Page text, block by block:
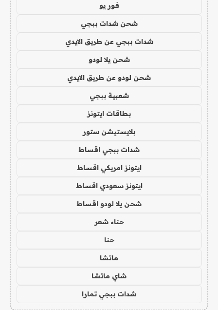
فور يو
شحن شدات ببجي
شدات ببجي عن طريق الايدي
شحن يلا لودو
شحن لودو عن طريق الايدي
شعبية ببجي
بطاقات ايتونز
بلايستيشن ستور
شدات ببجي اقساط
ايتونز امريكي اقساط
ايتونز سعودي اقساط
شحن يلا لودو اقساط
حناء شعر
حنا
ماتشا
شاي ماتشا
شدات ببجي تمارا